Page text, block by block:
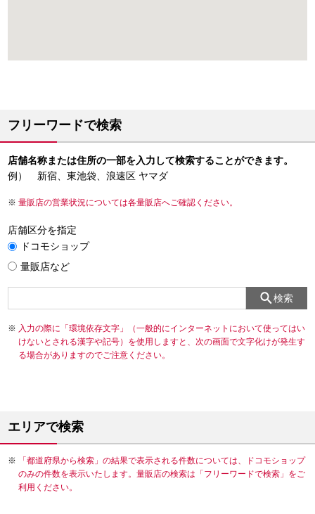
フリーワードで検索
店舗名称または住所の一部を入力して検索することができます。
例） 新宿、東池袋、浪速区 ヤマダ
量販店の営業状況については各量販店へご確認ください。
店舗区分を指定
ドコモショップ
量販店など
検索
入力の際に「環境依存文字」（一般的にインターネットにおいて使ってはい
けないとされる漢字や記号）を使用しますと、次の画面で文字化けが発生す
る場合がありますのでご注意ください。
エリアで検索
「都道府県から検索」の結果で表示される件数については、ドコモショップ
のみの件数を表示いたします。量販店の検索は「フリーワードで検索」をご
利用ください。